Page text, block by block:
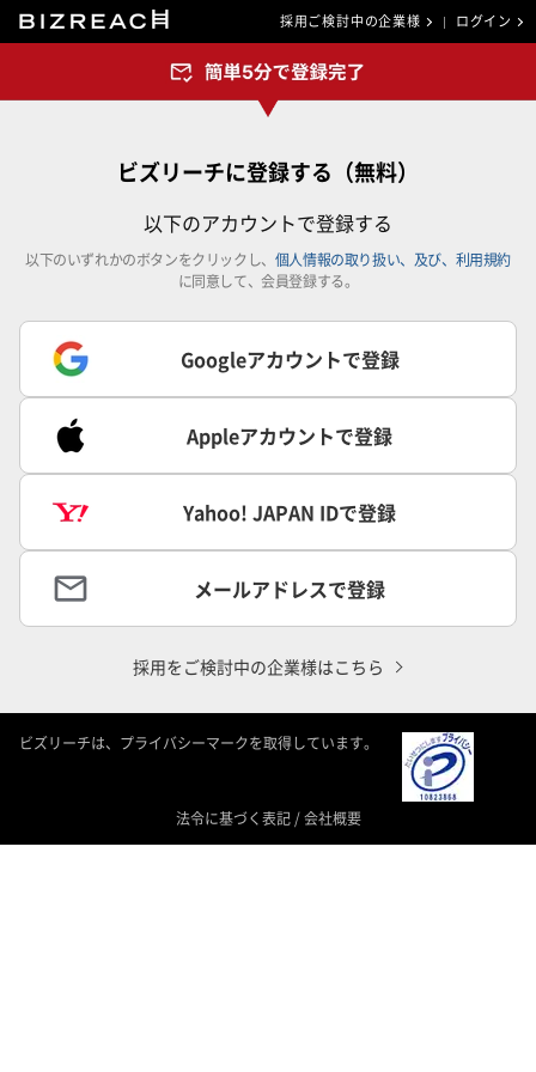
採用ご検討中の企業様 ログイン
ビズリーチに登録する（無料）
以下のアカウントで登録する
以下のいずれかのボタンをクリックし、 個人情報の取り扱い、及び、利用規約
に同意して、会員登録する。
Googleアカウントで登録
Appleアカウントで登録
Yahoo! JAPAN IDで登録
メールアドレスで登録
採用をご検討中の企業様はこちら
ビズリーチは、プライバシーマークを取得しています。
法令に基づく表記 /会社概要